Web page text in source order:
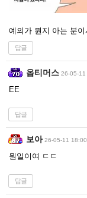
예의가 뭔지 아는 분이
답글
옵티머스 26-05-11
EE
답글
보아 26-05-11 18:00
뭔일이여 ㄷㄷ
답글